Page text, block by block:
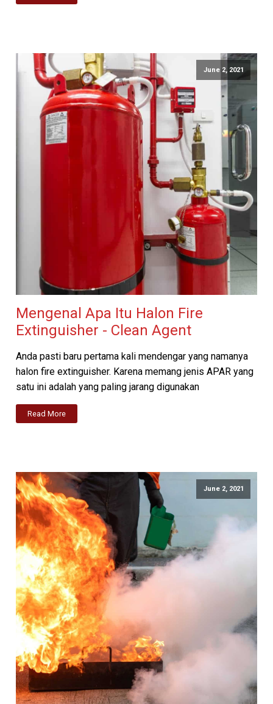
June 2, 2021
Mengenal Apa Itu Halon Fire
Extinguisher - Clean Agent
Anda pasti baru pertama kali mendengar yang namanya
halon fire extinguisher. Karena memang jenis APAR yang
satu ini adalah yang paling jarang digunakan
Read More
June 2, 2021